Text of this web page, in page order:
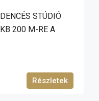
STÚDIÓ
200 M-RE A
Részletek